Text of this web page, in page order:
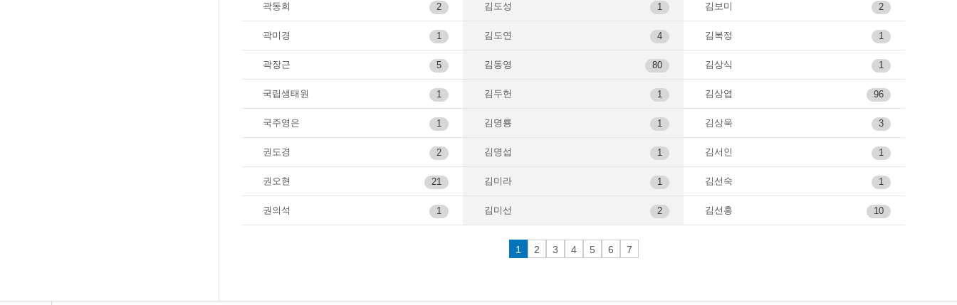
2
곽동희
1
곽미경
5
곽장근
1
국립생태원
1
국주영은
2
권도경
21
권오현
1
권의석
1
김도성
4
김도연
80
김동영
1
김두헌
1
김명룡
1
김명섭
1
김미라
2
김미선
2
김보미
1
김복정
1
김상식
96
김상엽
3
김상욱
1
김서인
1
김선숙
10
김선홍
1 2 3 4 5 6 7